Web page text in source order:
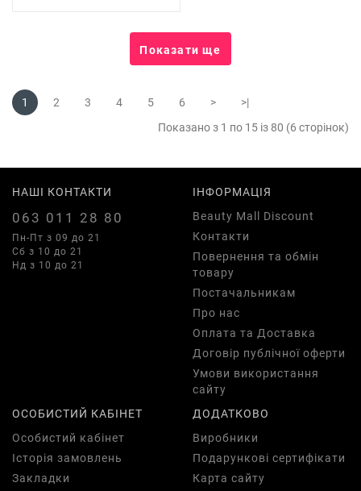
Показати ще
1 2 3 4 5 6 >
>|
Показано з 1 по 15 із 80 (6 сторінок)
НАШІ КОНТАКТИ
063 011 28 80
Пн-Пт з 09 до 21
Сб з 10 до 21
Нд з 10 до 21
ІНФОРМАЦІЯ
Beauty Mall Discount
Контакти
Повернення та обмін
товару
Постачальникам
Про нас
Оплата та Доставка
Договір публічної оферти
Умови використання
сайту
ОСОБИСТИЙ КАБІНЕТ
Особистий кабінет
Історія замовлень
Закладки
ДОДАТКОВО
Виробники
Подарункові сертифікати
Карта сайту